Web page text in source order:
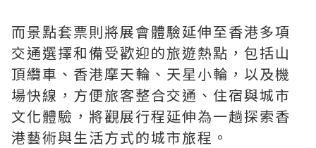
而景點套票則將展會體驗延伸至香港多項
交通選擇和備受歡迎的旅遊熱點，包括山
頂纜車、香港摩天輪、天星小輪，以及機
場快線，方便旅客整合交通、住宿與城市
文化體驗，將觀展行程延伸為一趟探索香
港藝術與生活方式的城市旅程。